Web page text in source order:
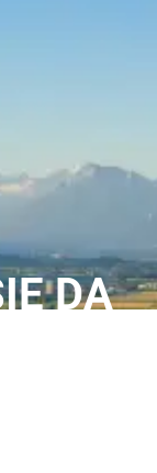
DA